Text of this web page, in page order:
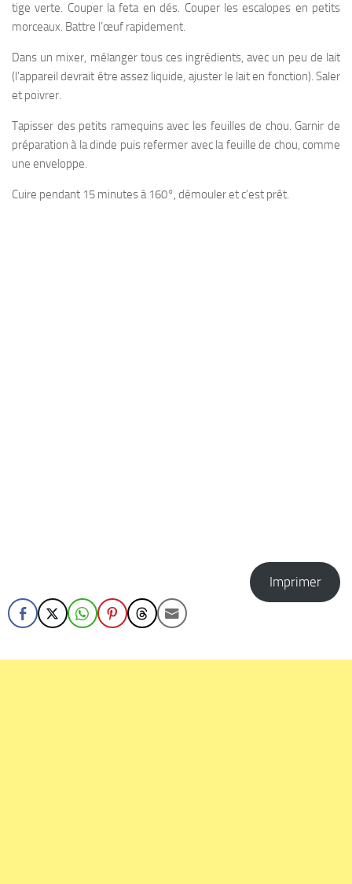
tige verte. Couper la feta en dés. Couper les escalopes en petits
morceaux. Battre l’œuf rapidement.
Dans un mixer, mélanger tous ces ingrédients, avec un peu de lait
(l’appareil devrait être assez liquide, ajuster le lait en fonction). Saler
et poivrer.
Tapisser des petits ramequins avec les feuilles de chou. Garnir de
préparation à la dinde puis refermer avec la feuille de chou, comme
une enveloppe.
Cuire pendant 15 minutes à 160°, démouler et c’est prêt.
Imprimer